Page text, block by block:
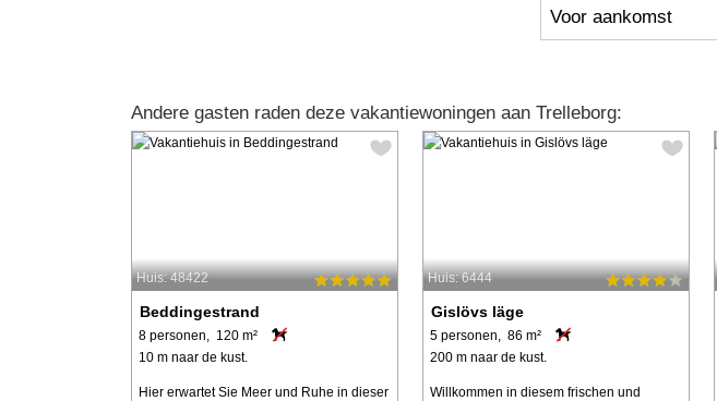
Voor aankomst
Andere gasten raden deze vakantiewoningen aan Trelleborg:
Huis: 48422
Beddingestrand
8 personen, 120 m²
10 m naar de kust.
Hier erwartet Sie Meer und Ruhe in dieser
Huis: 6444
Gislövs läge
5 personen, 86 m²
200 m naar de kust.
Willkommen in diesem frischen und